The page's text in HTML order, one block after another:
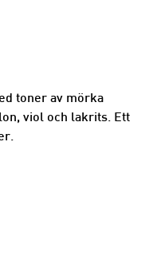
toner av mörka
viol och lakrits. Ett